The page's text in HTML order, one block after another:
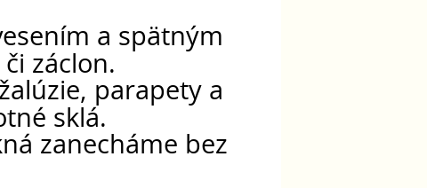
a spätným
záclon.
parapety a
sklá.
zanecháme bez